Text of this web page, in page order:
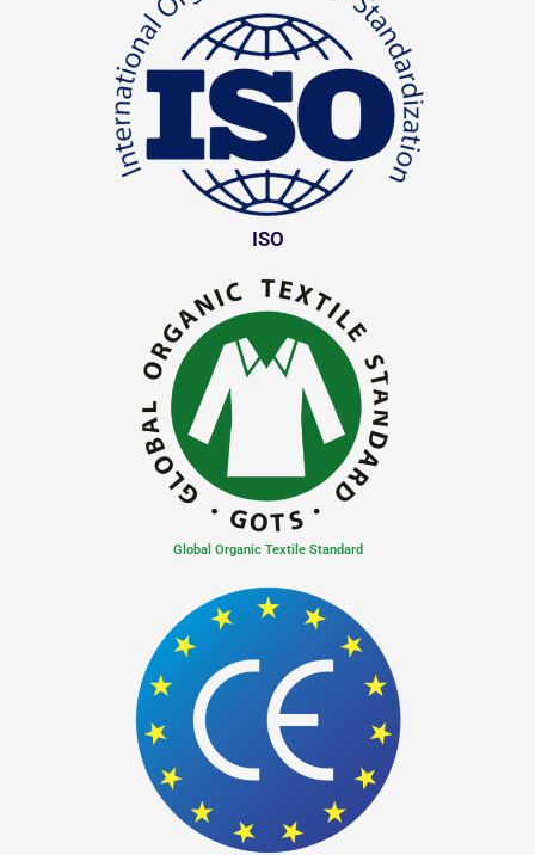
ISO
Global Organic Textile Standard